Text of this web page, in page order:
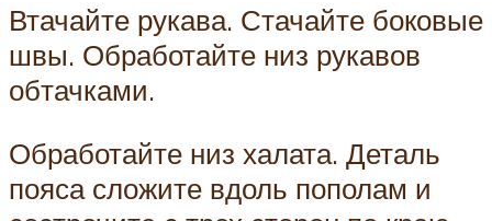
Втачайте рукава. Стачайте боковые
швы. Обработайте низ рукавов
обтачками.
Обработайте низ халата. Деталь
пояса сложите вдоль пополам и